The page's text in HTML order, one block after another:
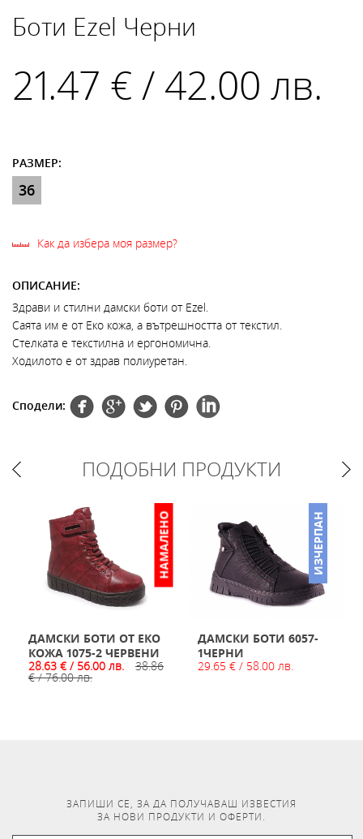
Боти Ezel Черни
21.47 € / 42.00 лв.
РАЗМЕР:
36
Как да избера моя размер?
ОПИСАНИЕ:
Здрави и стилни дамски боти от Ezel.
Саята им е от Еко кожа, а вътрешността от текстил.
Стелката е текстилна и ергономична.
Ходилото е от здрав полиуретан.
Сподели:
ПОДОБНИ ПРОДУКТИ
НАМАЛЕНО
ДАМСКИ БОТИ ОТ ЕКО
КОЖА 1075-2 ЧЕРВЕНИ
28.63 € / 56.00 лв.
38.86
€ / 76.00 лв.
ИЗЧЕРПАН
ДАМСКИ БОТИ 6057-
1ЧЕРНИ
29.65 € / 58.00 лв.
ЗАПИШИ СЕ, ЗА ДА ПОЛУЧАВАШ ИЗВЕСТИЯ
ЗА НОВИ ПРОДУКТИ И ОФЕРТИ.